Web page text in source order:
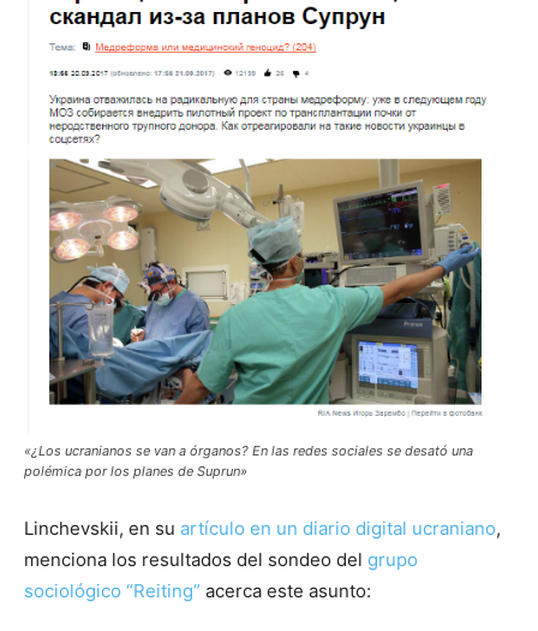
«¿Los ucranianos se van a órganos? En las redes sociales se desató una
polémica por los planes de Suprun»
Linchevskii, en su artículo en un diario digital ucraniano,
menciona los resultados del sondeo del grupo
sociológico “Reiting” acerca este asunto: